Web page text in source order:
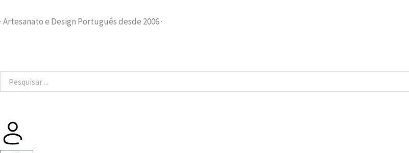
to
· Artesanato e Design Português desde 2006 ·